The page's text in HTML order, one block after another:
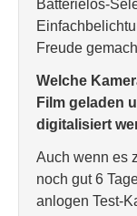
Batterielos-
Freude
Welche
Film geladen
digitalisiert
Auch wenn es
noch gut 6
anlogen Test-